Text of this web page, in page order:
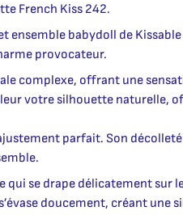
French Kiss 242.
ensemble babydoll de
provocateur.
complexe, offrant une
votre silhouette naturelle,
parfait. Son
qui se drape délicatement sur
doucement, créant une